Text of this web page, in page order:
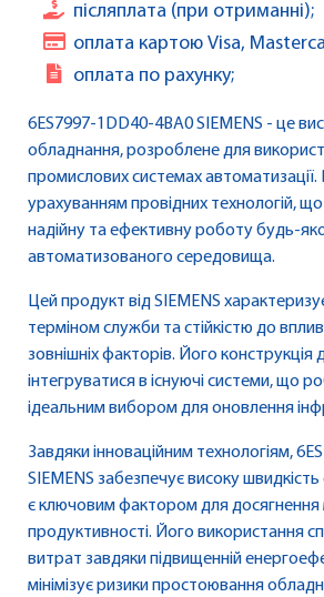
післяплата (при отриманні);
оплата картою Visa,
оплата по рахунку;
6ES7997-1DD40-4BA0 SIEMENS - це
обладнання, розроблене для
промислових системах
урахуванням провідних технологій,
надійну та ефективну роботу будь-
автоматизованого середовища.
Цей продукт від SIEMENS
терміном служби та стійкістю до
зовнішніх факторів. Його конструкція
інтегруватися в існуючі системи, що
ідеальним вибором для оновлення
Завдяки інноваційним технологіям,
SIEMENS забезпечує високу
є ключовим фактором для досягнення
продуктивності. Його використання
витрат завдяки підвищенній
мінімізує ризики простоювання